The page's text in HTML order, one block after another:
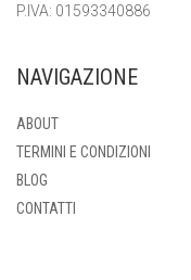
P.IVA: 01593340886
NAVIGAZIONE
ABOUT
TERMINI E CONDIZIONI
BLOG
CONTATTI